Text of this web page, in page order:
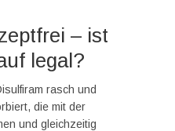
– ist
legal?
rasch und
die mit der
und gleichzeitig